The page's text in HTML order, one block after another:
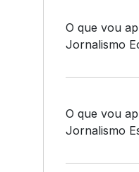
O que vou
Jornalismo
O que vou
Jornalismo